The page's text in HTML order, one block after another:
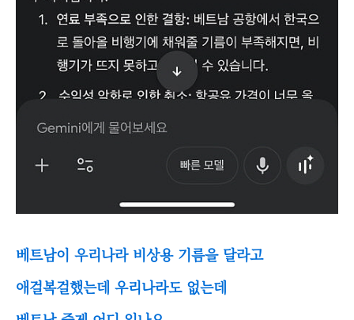
베트남이 우리나라 비상용 기름을 달라고
애걸복걸했는데 우리나라도 없는데